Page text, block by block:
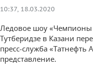
10:37, 18.03.2020
Ледовое шоу «Чемпионы
Тутберидзе в Казани
пресс-служба «Татнефть
представление.